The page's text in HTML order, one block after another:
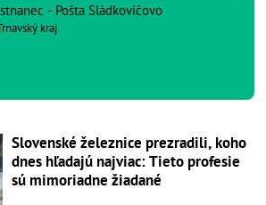
- Pošta Sládkovičovo
kraj
Slovenské železnice prezradili, koho
dnes hľadajú najviac: Tieto profesie
sú mimoriadne žiadané